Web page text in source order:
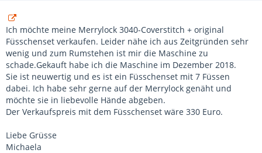
Ich möchte meine Merrylock 3040-Coverstitch + original
Füsschenset verkaufen. Leider nähe ich aus Zeitgründen sehr
wenig und zum Rumstehen ist mir die Maschine zu
schade.Gekauft habe ich die Maschine im Dezember 2018.
Sie ist neuwertig und es ist ein Füsschenset mit 7 Füssen
dabei. Ich habe sehr gerne auf der Merrylock genäht und
möchte sie in liebevolle Hände abgeben.
Der Verkaufspreis mit dem Füsschenset wäre 330 Euro.
Liebe Grüsse
Michaela